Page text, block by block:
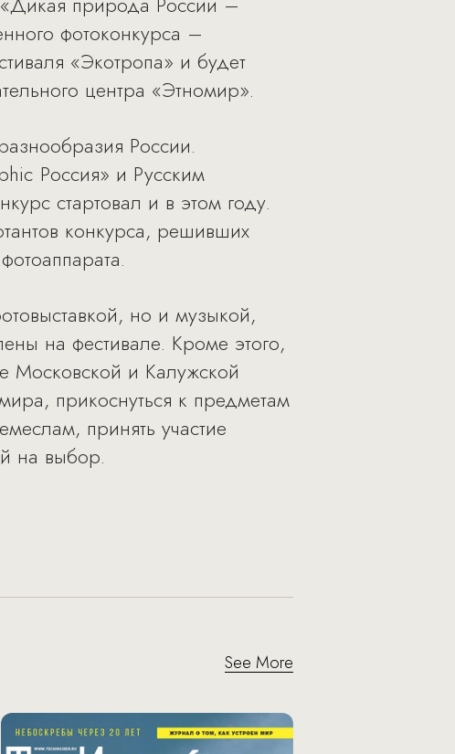
фотоконкурса –
«Экотропа» и будет
центра «Этномир».
России.
Россия» и Русским
стартовал и в этом году.
конкурса, решивших
но и музыкой,
на фестивале. Кроме этого,
Московской и Калужской
прикоснуться к предметам
принять участие
на выбор.
See More